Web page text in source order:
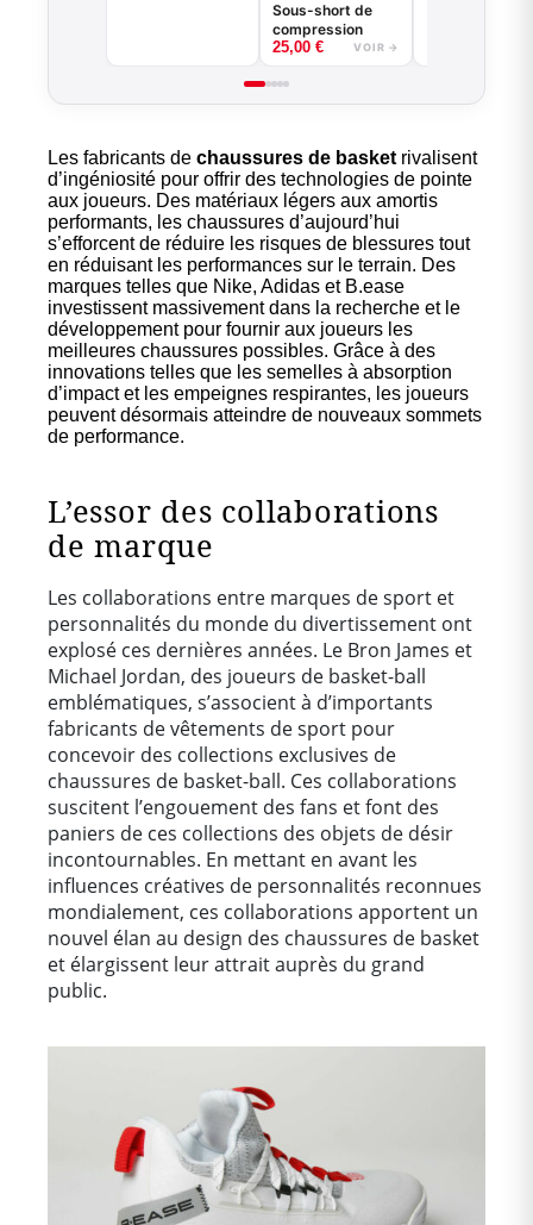
Sous-short de
compression
25,00 € VOIR →
Les fabricants de chaussures de basket rivalisent
d’ingéniosité pour offrir des technologies de pointe
aux joueurs. Des matériaux légers aux amortis
performants, les chaussures d’aujourd’hui
s’efforcent de réduire les risques de blessures tout
en réduisant les performances sur le terrain. Des
marques telles que Nike, Adidas et B.ease
investissent massivement dans la recherche et le
développement pour fournir aux joueurs les
meilleures chaussures possibles. Grâce à des
innovations telles que les semelles à absorption
d’impact et les empeignes respirantes, les joueurs
peuvent désormais atteindre de nouveaux sommets
de performance.
L’essor des collaborations
de marque
Les collaborations entre marques de sport et
personnalités du monde du divertissement ont
explosé ces dernières années. Le Bron James et
Michael Jordan, des joueurs de basket-ball
emblématiques, s’associent à d’importants
fabricants de vêtements de sport pour
concevoir des collections exclusives de
chaussures de basket-ball. Ces collaborations
suscitent l’engouement des fans et font des
paniers de ces collections des objets de désir
incontournables. En mettant en avant les
influences créatives de personnalités reconnues
mondialement, ces collaborations apportent un
nouvel élan au design des chaussures de basket
et élargissent leur attrait auprès du grand
public.